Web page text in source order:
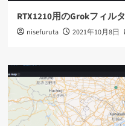
RTX1210用のGrokフィル
nisefuruta 2021年10月8日